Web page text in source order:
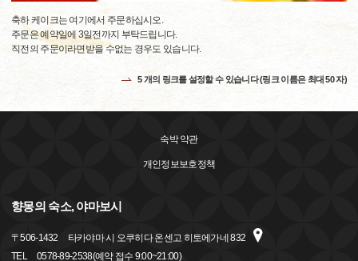
축하 케이크는 여기에서 주문하십시오.
주문은 예약일에 3일전까지 부탁드립니다.
직전의 주문이라면받을 수없는 경우도 있습니다.
5 개의 링크를 설정할 수 있습니다 (링크 이름은 최대 50 자)
숙박 약관
개인정보보호정책
향몽의 숙소, 야마보시
〒506-1432
타카야마 시 오쿠히다 온센고 히토에가네 832
TEL
0578-89-2538(예약 접수 9:00~21:00)